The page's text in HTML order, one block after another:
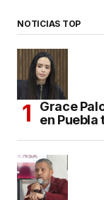
NOTICIAS TOP
Grace
en